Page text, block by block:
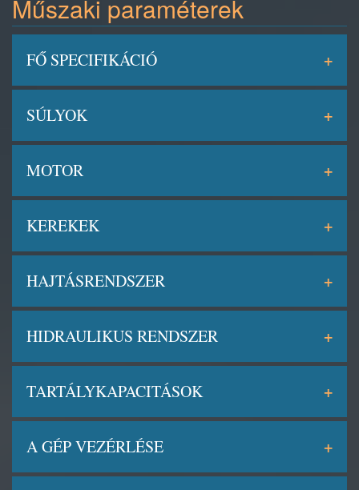
Műszaki paraméterek
FŐ SPECIFIKÁCIÓ
SÚLYOK
MOTOR
KEREKEK
HAJTÁSRENDSZER
HIDRAULIKUS RENDSZER
TARTÁLYKAPACITÁSOK
A GÉP VEZÉRLÉSE